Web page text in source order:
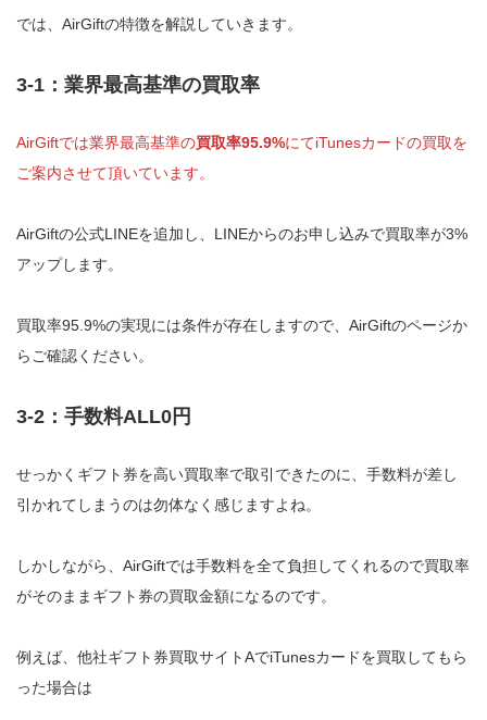
では、AirGiftの特徴を解説していきます。
3-1：業界最高基準の買取率
AirGiftでは業界最高基準の買取率95.9%にてiTunesカードの買取を
ご案内させて頂いています。
AirGiftの公式LINEを追加し、LINEからのお申し込みで買取率が3%
アップします。
買取率95.9%の実現には条件が存在しますので、AirGiftのページか
らご確認ください。
3-2：手数料ALL0円
せっかくギフト券を高い買取率で取引できたのに、手数料が差し
引かれてしまうのは勿体なく感じますよね。
しかしながら、AirGiftでは手数料を全て負担してくれるので買取率
がそのままギフト券の買取金額になるのです。
例えば、他社ギフト券買取サイトAでiTunesカードを買取してもら
った場合は